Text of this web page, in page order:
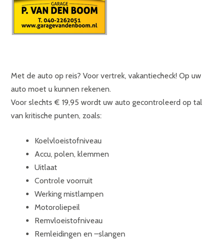
Met de auto op reis? Voor vertrek, vakantiecheck! Op uw
auto moet u kunnen rekenen.
Voor slechts € 19,95 wordt uw auto gecontroleerd op tal
van kritische punten, zoals:
Koelvloeistofniveau
Accu, polen, klemmen
Uitlaat
Controle voorruit
Werking mistlampen
Motoroliepeil
Remvloeistofniveau
Remleidingen en –slangen